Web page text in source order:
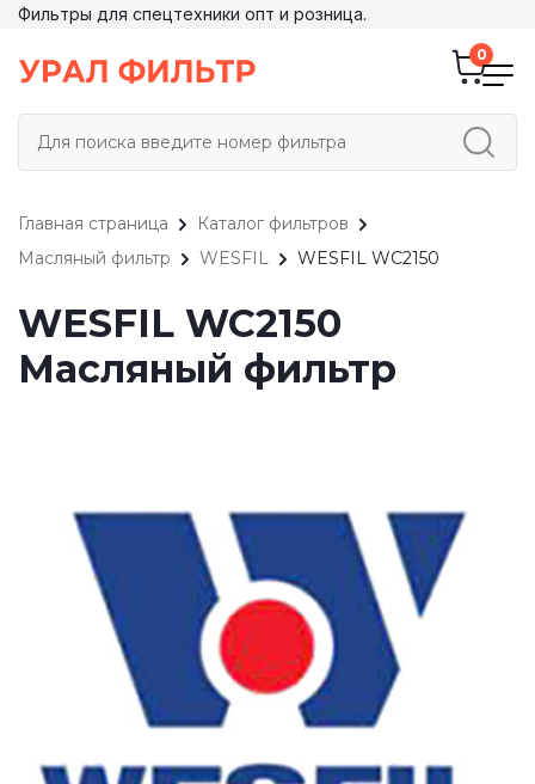
Фильтры для спецтехники опт и розница.
Главная страница
Каталог фильтров
Масляный фильтр
WESFIL WESFIL WC2150
WESFIL WC2150
Масляный фильтр